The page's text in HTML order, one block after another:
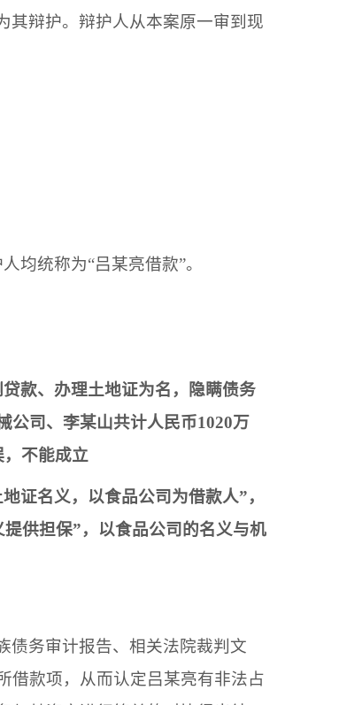
其辩护。辩护人从本案原一审到现
均统称为“吕某亮借款”。
款、办理土地证为名，隐瞒债务
公司 、 李某山共计人民币1020万
不能成立
证名义，以食品公司 为借款人”，
提供担保”，以食品公司 的名义与机
债务审计报告、相关法院裁判文
借款项，从而认定吕某亮有非法占